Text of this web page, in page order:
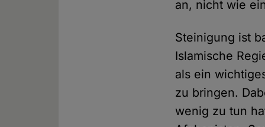
an, nicht wie
Steinigung ist
Islamische
als ein
zu bringen.
wenig zu tun